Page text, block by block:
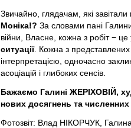
Звичайно, глядачам, які завітали
Моніка!? За словами пані
війни, Власне, кожна з робіт − це
ситуації. Кожна з
інтерпретацією, одночасно
асоціацій і глибоких сенсів.
Бажаємо Галині ЖЕРІХОВІЙ,
нових досягнень та
Фотозвіт: Влад НІКОРЧУК,